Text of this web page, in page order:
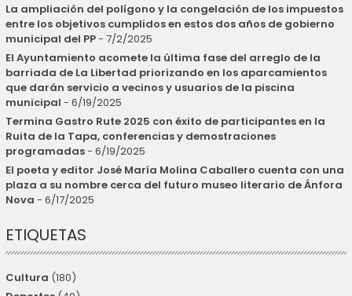
La ampliación del polígono y la congelación de los impuestos
entre los objetivos cumplidos en estos dos años de gobierno
municipal del PP- 7/2/2025
El Ayuntamiento acomete la última fase del arreglo de la
barriada de La Libertad priorizando en los aparcamientos
que darán servicio a vecinos y usuarios de la piscina
municipal - 6/19/2025
Termina Gastro Rute 2025 con éxito de participantes en la
Ruita de la Tapa, conferencias y demostraciones
programadas- 6/19/2025
El poeta y editor José María Molina Caballero cuenta con una
plaza a su nombre cerca del futuro museo literario de Ánfora
Nova - 6/17/2025
ETIQUETAS
Cultura (180)